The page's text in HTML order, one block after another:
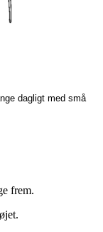
dagligt med små
frem.